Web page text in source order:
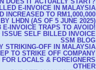
E-INVOICE IN MALAYSIA
INCREASED TO RM1,000,000
LHDN (AS OF 5 JUNE 2025)
INVOICE TRAPS TO AVOID!
ISSUE SELF BILLED INVOICE
SSM BLOG
STRIKING-OFF IN MALAYSIA
TO STRIKE OFF COMPANY
LOCALS & FOREIGNERS
OTHER